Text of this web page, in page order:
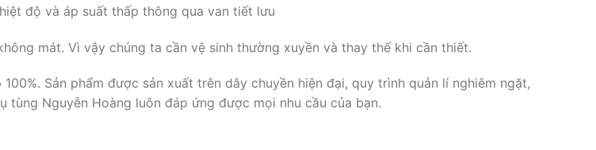
độ và áp suất thấp thông qua van tiết lưu
mát. Vì vậy chúng ta cần vệ sinh thường xuyền và thay thế khi cần thiết.
Sản phẩm được sản xuất trên dây chuyền hiện đại, quy trình quản lí nghiêm ngặt,
Nguyễn Hoàng luôn đáp ứng được mọi nhu cầu của bạn.